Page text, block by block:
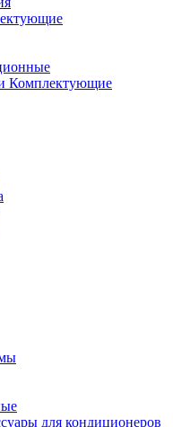
Комплектующие
для кондиционеров